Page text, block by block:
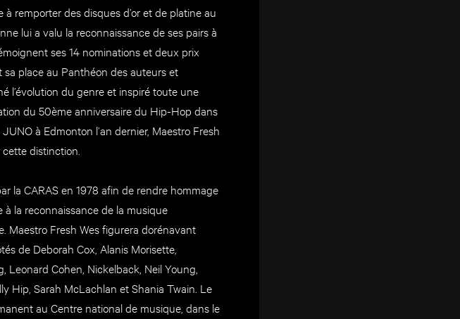
remporter des disques d’or et de platine au
lui a valu la reconnaissance de ses pairs à
ses 14 nominations et deux prix
place au Panthéon des auteurs et
l’évolution du genre et inspiré toute une
du 50ème anniversaire du Hip-Hop dans
à Edmonton l’an dernier, Maestro Fresh
distinction.
la CARAS en 1978 afin de rendre hommage
la reconnaissance de la musique
Maestro Fresh Wes figurera dorénavant
de Deborah Cox, Alanis Morisette,
Leonard Cohen, Nickelback, Neil Young,
Hip, Sarah McLachlan et Shania Twain. Le
au Centre national de musique, dans le